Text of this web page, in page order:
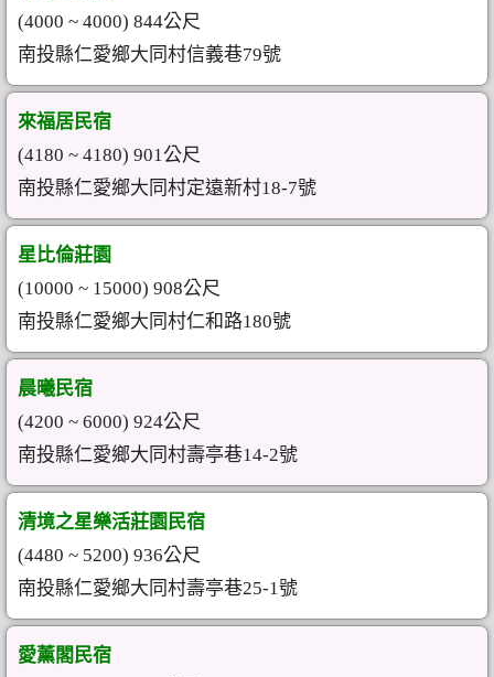
(4000 ~ 4000) 844公尺
南投縣仁愛鄉大同村信義巷79號
來福居民宿
(4180 ~ 4180) 901公尺
南投縣仁愛鄉大同村定遠新村18-7號
星比倫莊園
(10000 ~ 15000) 908公尺
南投縣仁愛鄉大同村仁和路180號
晨曦民宿
(4200 ~ 6000) 924公尺
南投縣仁愛鄉大同村壽亭巷14-2號
清境之星樂活莊園民宿
(4480 ~ 5200) 936公尺
南投縣仁愛鄉大同村壽亭巷25-1號
愛薰閣民宿